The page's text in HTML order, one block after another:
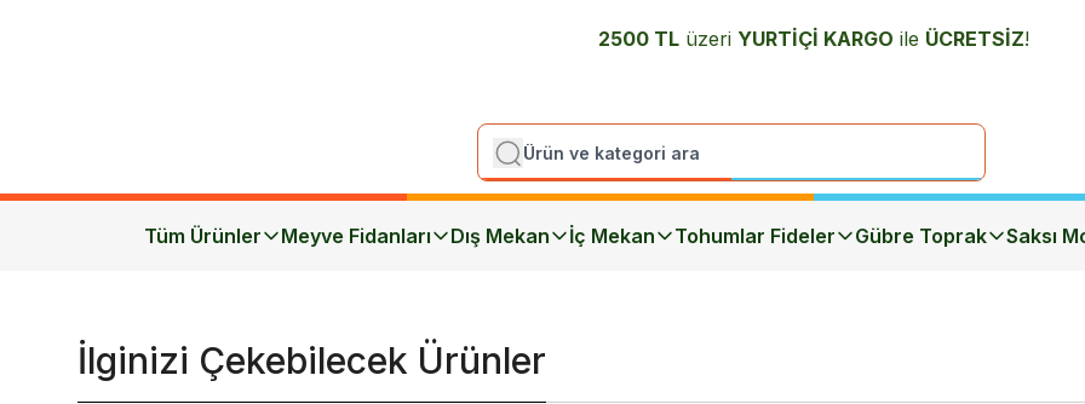
2500 TL üzeri YURTİÇİ KARGO ile ÜCRETSİZ!
Tüm Ürünler Meyve Fidanları Dış Mekan İç Mekan Tohumlar Fideler Gübre Toprak Saksı
İlginizi Çekebilecek Ürünler